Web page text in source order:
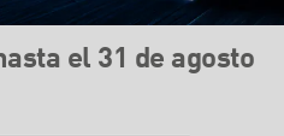
el 31 de agosto